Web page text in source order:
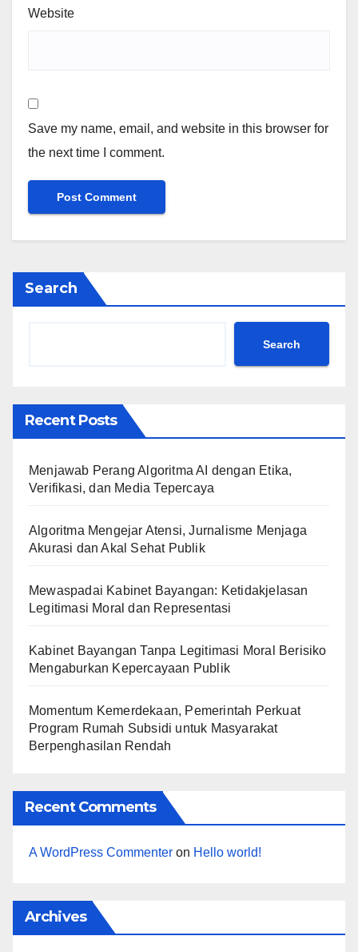
Website
Save my name, email, and website in this browser for
the next time I comment.
Search
Search
Recent Posts
Menjawab Perang Algoritma AI dengan Etika,
Verifikasi, dan Media Tepercaya
Algoritma Mengejar Atensi, Jurnalisme Menjaga
Akurasi dan Akal Sehat Publik
Mewaspadai Kabinet Bayangan: Ketidakjelasan
Legitimasi Moral dan Representasi
Kabinet Bayangan Tanpa Legitimasi Moral Berisiko
Mengaburkan Kepercayaan Publik
Momentum Kemerdekaan, Pemerintah Perkuat
Program Rumah Subsidi untuk Masyarakat
Berpenghasilan Rendah
Recent Comments
A WordPress Commenter on Hello world!
Archives